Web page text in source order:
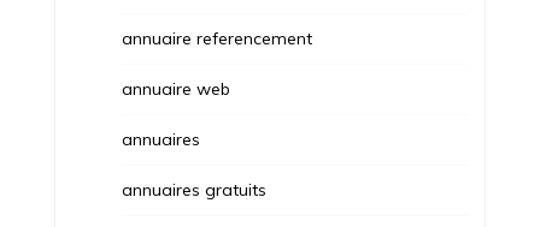
annuaire referencement
annuaire web
annuaires
annuaires gratuits